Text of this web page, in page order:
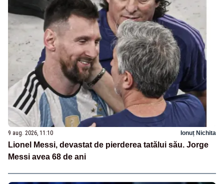
9 aug. 2026, 11:10 Ionuț Nichita
Lionel Messi, devastat de pierderea tatălui său. Jorge
Messi avea 68 de ani